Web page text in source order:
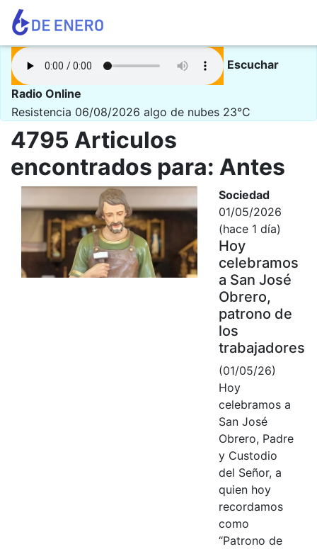
Escuchar
Radio Online
Resistencia 06/08/2026 algo de nubes 23°C
4795 Articulos
encontrados para: Antes
Sociedad
01/05/2026
(hace 1 día)
Hoy
celebramos
a San José
Obrero,
patrono de
los
trabajadores
(01/05/26)
Hoy
celebramos a
San José
Obrero, Padre
y Custodio
del Señor, a
quien hoy
recordamos
como
“Patrono de